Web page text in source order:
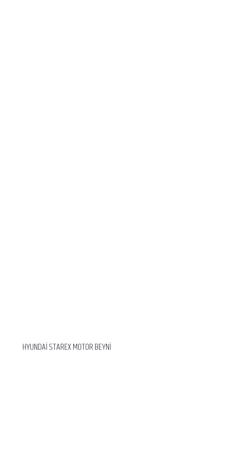
HYUNDAİ STAREX MOTOR BEYNİ